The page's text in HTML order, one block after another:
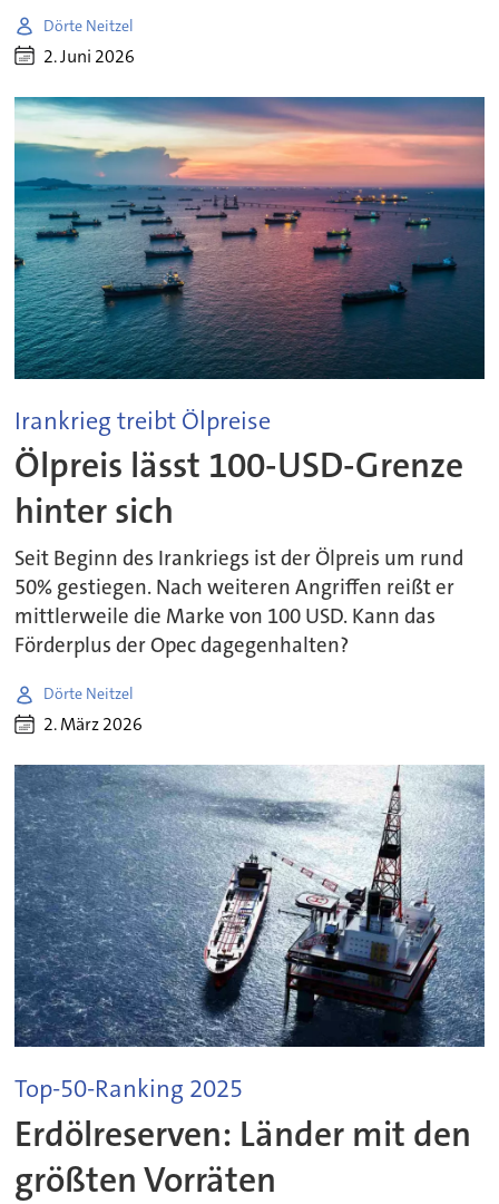
Dörte Neitzel
2. Juni 2026
Irankrieg treibt Ölpreise
Ölpreis lässt 100-USD-Grenze
hinter sich
Seit Beginn des Irankriegs ist der Ölpreis um rund
50% gestiegen. Nach weiteren Angriffen reißt er
mittlerweile die Marke von 100 USD. Kann das
Förderplus der Opec dagegenhalten?
Dörte Neitzel
2. März 2026
Top-50-Ranking 2025
Erdölreserven: Länder mit den
größten Vorräten